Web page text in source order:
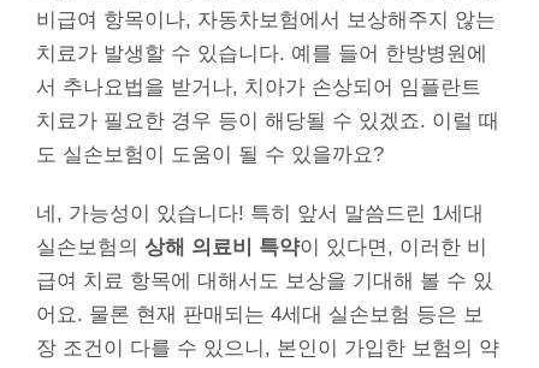
비급여 항목이나, 자동차보험에서 보상해주지 않는
치료가 발생할 수 있습니다. 예를 들어 한방병원에
서 추나요법을 받거나, 치아가 손상되어 임플란트
치료가 필요한 경우 등이 해당될 수 있겠죠. 이럴 때
도 실손보험이 도움이 될 수 있을까요?
네, 가능성이 있습니다! 특히 앞서 말씀드린 1세대
실손보험의 상해 의료비 특약이 있다면, 이러한 비
급여 치료 항목에 대해서도 보상을 기대해 볼 수 있
어요. 물론 현재 판매되는 4세대 실손보험 등은 보
장 조건이 다를 수 있으니, 본인이 가입한 보험의 약